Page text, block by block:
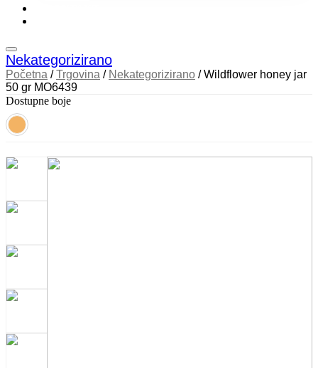
Nekategorizirano
Početna /Trgovina / Nekategorizirano / Wildflower honey jar
50 gr MO6439
Dostupne boje